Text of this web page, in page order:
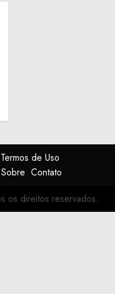
Termos de Uso
Sobre Contato
os direitos reservados.